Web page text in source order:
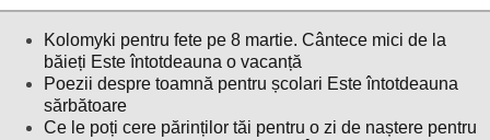
Kolomyki pentru fete pe 8 martie. Cântece mici de la
băieți Este întotdeauna o vacanță
Poezii despre toamnă pentru școlari Este întotdeauna
sărbătoare
Ce le poți cere părinților tăi pentru o zi de naștere pentru